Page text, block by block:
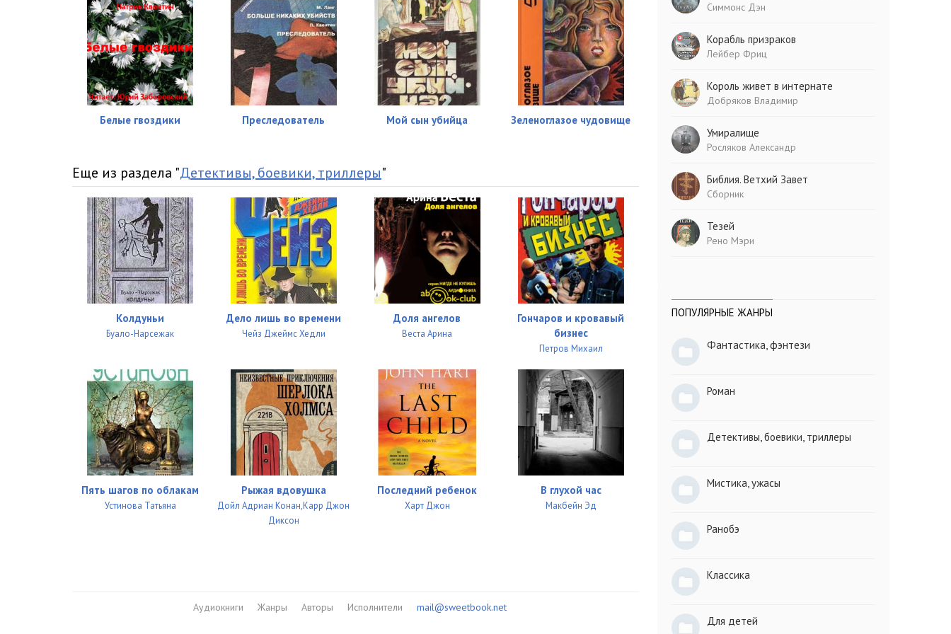
016 09:18
017 09:36
018 10:10
019 11:48
07:33
022
023 11:26
024 17:11
025 08:23
026 10:54
12:51
029 10:21
030
031
032 11:06
033
Белые гвоздики Преследователь Мой сын убийца Зеленоглазое чудовище
Еще из раздела "Детективы, боевики, триллеры"
Колдуньи
Буало-Нарсежак
Дело лишь во времени
Чейз Джеймс Хедли
Доля ангелов
Веста Арина
Гончаров и кровавый
бизнес
Петров Михаил
Пять шагов по облакам
Устинова Татьяна
Рыжая вдовушка
Дойл Адриан Конан,Карр Джон
Диксон
Последний ребенок
Харт Джон
В глухой час
Макбейн Эд
Аудиокниги Жанры Авторы Исполнители mail@sweetbook.net
Симмонс Дэн
Корабль призраков
Лейбер Фриц
Король живет в интернате
Добряков Владимир
Умиралище
Росляков Александр
Библия. Ветхий Завет
Сборник
Тезей
Рено Мэри
ПОПУЛЯРНЫЕ ЖАНРЫ
Фантастика, фэнтези
Роман
Детективы, боевики, триллеры
Мистика, ужасы
Ранобэ
Классика
Для детей